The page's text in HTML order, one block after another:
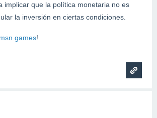
implicar que la política monetaria no es
la inversión en ciertas condiciones.
msn games!